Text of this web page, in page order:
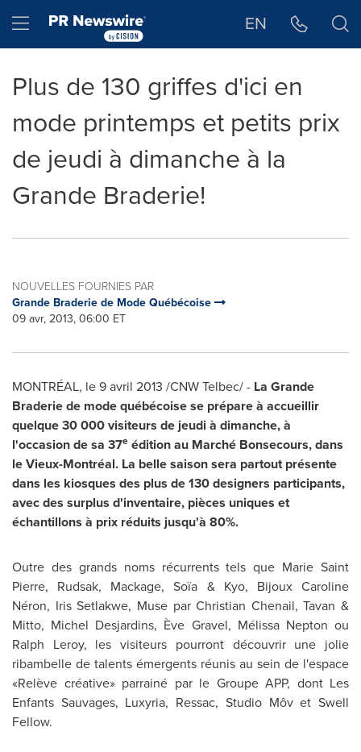
Hamburger menu EN
Plus de 130 griffes d'ici en
mode printemps et petits prix
de jeudi à dimanche à la
Grande Braderie!
NOUVELLES FOURNIES PAR
Grande Braderie de Mode Québécoise
09 avr, 2013, 06:00 ET
MONTRÉAL, le 9 avril 2013 /CNW Telbec/ - La Grande
Braderie de mode québécoise se prépare à accueillir
quelque 30 000 visiteurs de jeudi à dimanche, à
l'occasion de sa 37e édition au Marché Bonsecours, dans
le Vieux-Montréal. La belle saison sera partout présente
dans les kiosques des plus de 130 designers participants,
avec des surplus d'inventaire, pièces uniques et
échantillons à prix réduits jusqu'à 80%.
Outre des grands noms récurrents tels que Marie Saint
Pierre, Rudsak, Mackage, Soïa & Kyo, Bijoux Caroline
Néron, Iris Setlakwe, Muse parChristian Chenail, Tavan &
Mitto, Michel Desjardins, Ève Gravel, Mélissa Nepton ou
Ralph Leroy, les visiteurs pourront découvrir une jolie
ribambelle de talents émergents réunis au sein de l'espace
«Relève créative» parrainé par le Groupe APP, dont Les
Enfants Sauvages, Luxyria, Ressac, Studio Môv et Swell
Fellow.